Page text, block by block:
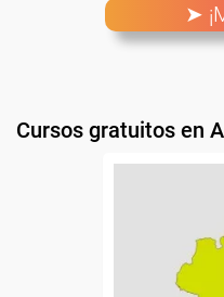
➤
Cursos gratuitos en